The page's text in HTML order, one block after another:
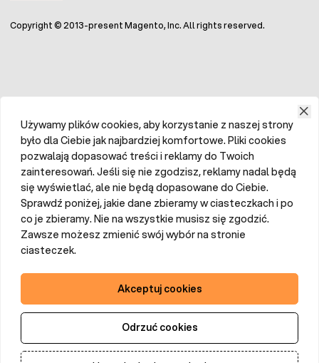
Copyright © 2013-present Magento, Inc. All rights reserved.
Używamy plików cookies, aby korzystanie z naszej strony
było dla Ciebie jak najbardziej komfortowe. Pliki cookies
pozwalają dopasować treści i reklamy do Twoich
zainteresowań. Jeśli się nie zgodzisz, reklamy nadal będą
się wyświetlać, ale nie będą dopasowane do Ciebie.
Sprawdź poniżej, jakie dane zbieramy w ciasteczkach i po
co je zbieramy. Nie na wszystkie musisz się zgodzić.
Zawsze możesz zmienić swój wybór na stronie
ciasteczek.
Akceptuj cookies
Odrzuć cookies